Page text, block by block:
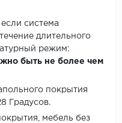
система
длительного
режим:
быть не более чем
покрытия
Градусов.
мебель без